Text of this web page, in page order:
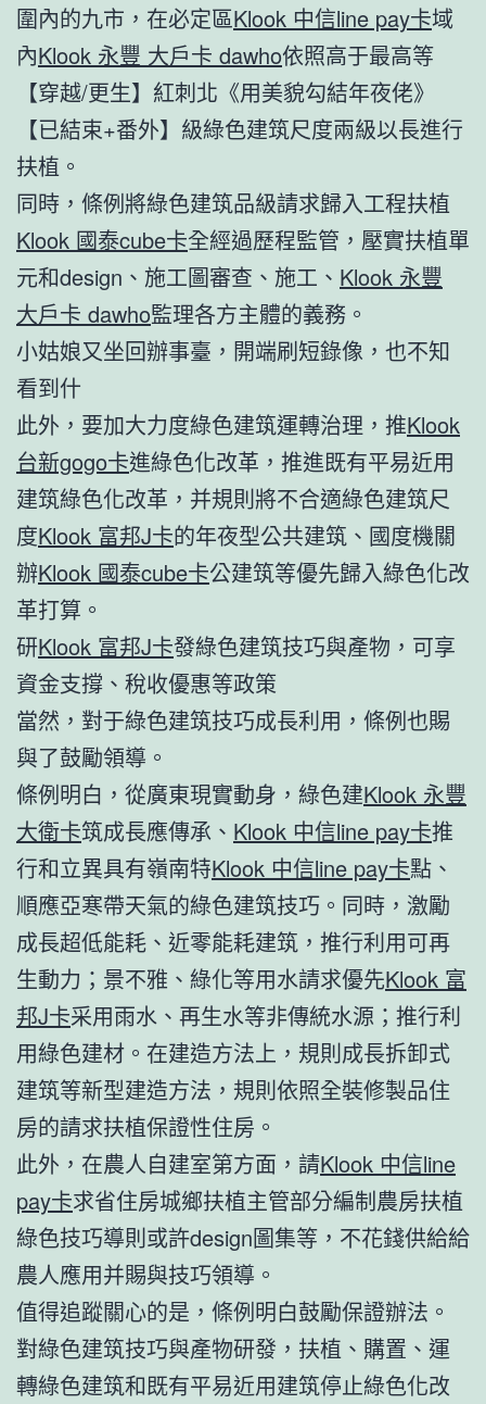
圍內的九市，在必定區Klook 中信line pay卡域
內Klook 永豐 大戶卡 dawho依照高于最高等
【穿越/更生】紅刺北《用美貌勾結年夜佬》
【已結束+番外】級綠色建筑尺度兩級以長進行
扶植。
同時，條例將綠色建筑品級請求歸入工程扶植
Klook 國泰cube卡全經過歷程監管，壓實扶植單
元和design、施工圖審查、施工、 Klook 永豐
大戶卡 dawho監理各方主體的義務。
小姑娘又坐回辦事臺，開端刷短錄像，也不知
看到什
此外，要加大力度綠色建筑運轉治理，推Klook
台新gogo卡進綠色化改革，推進既有平易近用
建筑綠色化改革，并規則將不合適綠色建筑尺
度Klook 富邦J卡的年夜型公共建筑、國度機關
辦Klook 國泰cube卡公建筑等優先歸入綠色化改
革打算。
研Klook 富邦J卡發綠色建筑技巧與產物，可享
資金支撐、稅收優惠等政策
當然，對于綠色建筑技巧成長利用，條例也賜
與了鼓勵領導。
條例明白，從廣東現實動身，綠色建Klook 永豐
大衛卡筑成長應傳承、 Klook 中信line pay卡推
行和立異具有嶺南特Klook 中信line pay卡點、
順應亞寒帶天氣的綠色建筑技巧。同時，激勵
成長超低能耗、近零能耗建筑，推行利用可再
生動力；景不雅、綠化等用水請求優先Klook 富
邦J卡采用雨水、再生水等非傳統水源；推行利
用綠色建材。在建造方法上，規則成長拆卸式
建筑等新型建造方法，規則依照全裝修製品住
房的請求扶植保證性住房。
此外，在農人自建室第方面，請Klook 中信line
pay卡求省住房城鄉扶植主管部分編制農房扶植
綠色技巧導則或許design圖集等，不花錢供給給
農人應用并賜與技巧領導。
值得追蹤關心的是，條例明白鼓勵保證辦法。
對綠色建筑技巧與產物研發，扶植、購置、運
轉綠色建筑和既有平易近用建筑停止綠色化改